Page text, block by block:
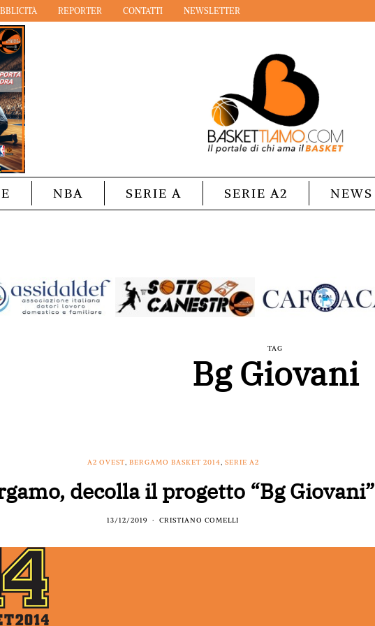
REPORTER CONTATTI NEWSLETTER
NBA SERIE A SERIE A2 NEWS
TAG
Bg Giovani
A2 OVEST, BERGAMO BASKET 2014, SERIE A2
decolla il progetto “Bg Giovani”
13/12/2019 CRISTIANO COMELLI